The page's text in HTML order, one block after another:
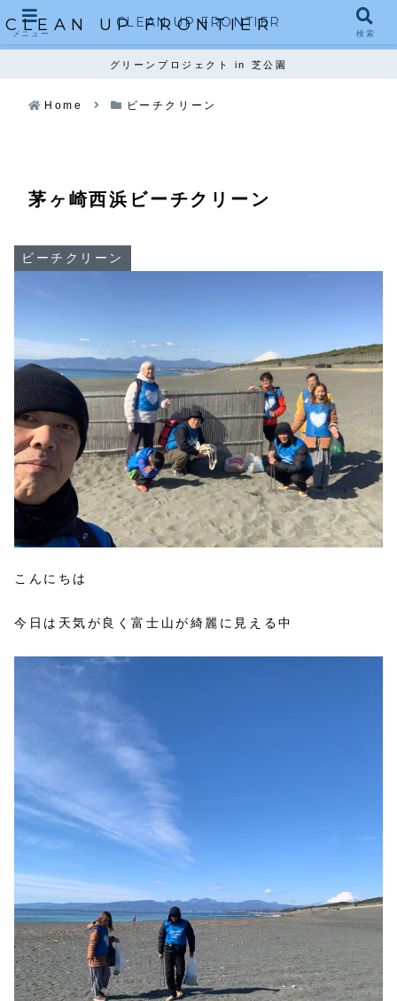
CLEAN UP FRONTIER
グリーンプロジェクト in 芝公園
Home ビーチクリーン
茅ヶ崎西浜ビーチクリーン
ビーチクリーン
こんにちは
今日は天気が良く富士山が綺麗に見える中
メニュー
CLEAN UP FRONTIER
検索